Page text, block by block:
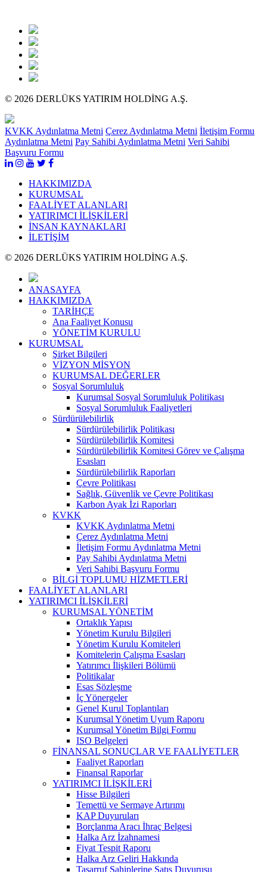
© 2026 DERLÜKS YATIRIM HOLDİNG A.Ş.
KVKK Aydınlatma Metni Çerez Aydınlatma Metni İletişim Formu
Aydınlatma Metni Pay Sahibi Aydınlatma Metni Veri Sahibi
Başvuru Formu
HAKKIMIZDA
KURUMSAL
FAALİYET ALANLARI
YATIRIMCI İLİŞKİLERİ
İNSAN KAYNAKLARI
İLETİŞİM
© 2026 DERLÜKS YATIRIM HOLDİNG A.Ş.
ANASAYFA
HAKKIMIZDA
TARİHÇE
Ana Faaliyet Konusu
YÖNETİM KURULU
KURUMSAL
Şirket Bilgileri
VİZYON MİSYON
KURUMSAL DEĞERLER
Sosyal Sorumluluk
Kurumsal Sosyal Sorumluluk Politikası
Sosyal Sorumluluk Faaliyetleri
Sürdürülebilirlik
Sürdürülebilirlik Politikası
Sürdürülebilirlik Komitesi
Sürdürülebilirlik Komitesi Görev ve Çalışma
Esasları
Sürdürülebilirlik Raporları
Çevre Politikası
Sağlık, Güvenlik ve Çevre Politikası
Karbon Ayak İzi Raporları
KVKK
KVKK Aydınlatma Metni
Çerez Aydınlatma Metni
İletişim Formu Aydınlatma Metni
Pay Sahibi Aydınlatma Metni
Veri Sahibi Başvuru Formu
BİLGİ TOPLUMU HİZMETLERİ
FAALİYET ALANLARI
YATIRIMCI İLİŞKİLERİ
KURUMSAL YÖNETİM
Ortaklık Yapısı
Yönetim Kurulu Bilgileri
Yönetim Kurulu Komiteleri
Komitelerin Çalışma Esasları
Yatırımcı İlişkileri Bölümü
Politikalar
Esas Sözleşme
İç Yönergeler
Genel Kurul Toplantıları
Kurumsal Yönetim Uyum Raporu
Kurumsal Yönetim Bilgi Formu
ISO Belgeleri
FİNANSAL SONUÇLAR VE FAALİYETLER
Faaliyet Raporları
Finansal Raporlar
YATIRIMCI İLİŞKİLERİ
Hisse Bilgileri
Temettü ve Sermaye Artırımı
KAP Duyuruları
Borçlanma Aracı İhraç Belgesi
Halka Arz İzahnamesi
Fiyat Tespit Raporu
Halka Arz Geliri Hakkında
Tasarruf Sahiplerine Satış Duyurusu